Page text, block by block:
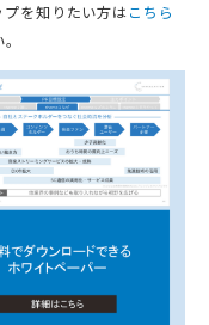
を知りたい方は こちら